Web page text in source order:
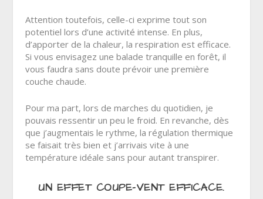
Attention toutefois, celle-ci exprime tout son
potentiel lors d’une activité intense. En plus,
d’apporter de la chaleur, la respiration est efficace.
Si vous envisagez une balade tranquille en forêt, il
vous faudra sans doute prévoir une première
couche chaude.
Pour ma part, lors de marches du quotidien, je
pouvais ressentir un peu le froid. En revanche, dès
que j’augmentais le rythme, la régulation thermique
se faisait très bien et j’arrivais vite à une
température idéale sans pour autant transpirer.
UN EFFET COUPE-VENT EFFICACE.